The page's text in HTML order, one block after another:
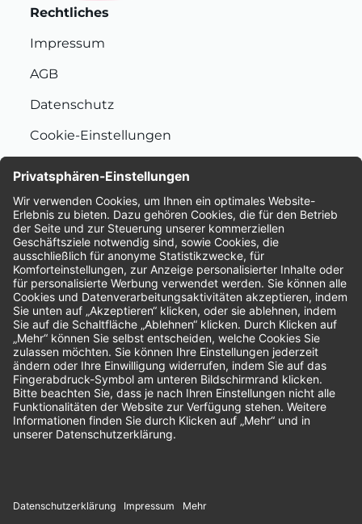
Rechtliches
Impressum
AGB
Datenschutz
Cookie-Einstellungen
Bewertungen
Unsere Zahlungsarten: